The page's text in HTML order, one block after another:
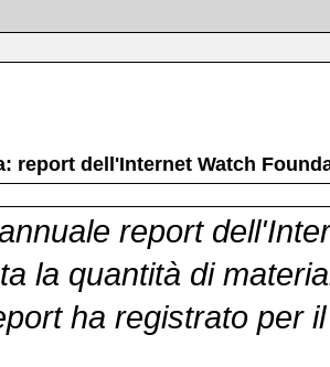
report dell'Internet Watch
report
la quantità di
ha registrato per